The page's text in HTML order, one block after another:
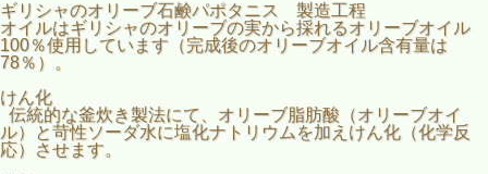
ギリシャのオリーブ石鹸パポタニス 製造工程
オイルはギリシャのオリーブの実から採れるオリーブオイル
100％使用しています（完成後のオリーブオイル含有量は
78％）。
けん化
伝統的な釜炊き製法にて、オリーブ脂肪酸（オリーブオイ
ル）と苛性ソーダ水に塩化ナトリウムを加えけん化（化学反
応）させます。